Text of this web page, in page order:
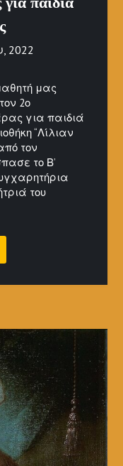
2022
μας
2ο
για παιδιά
“Λίλιαν
τον
το Β’
του